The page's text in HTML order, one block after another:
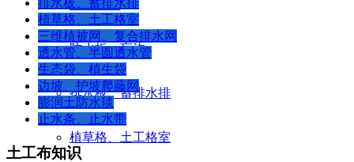
土工格栅
防水板、盲沟
排水板、蓄排水排
植草格、土工格室
排水板、蓄排水排
植草格、土工格室
三维植被网、复合排水网
透水管、半圆透水管
生态袋、植生袋
边坡、护坡爬藤网
膨润土防水毯
止水条、止水带
土工布知识